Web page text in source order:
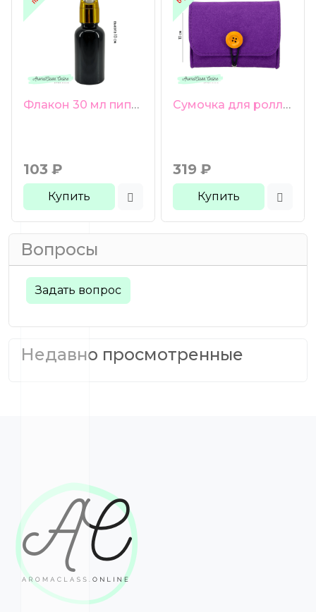
Флакон 30 мл пипетка с защитой золотистая крышка черное стекло
103 ₽
Купить
Сумочка для роллеров 6 ячеек фиолетовая
319 ₽
Купить
Вопросы
Задать вопрос
Недавно просмотренные